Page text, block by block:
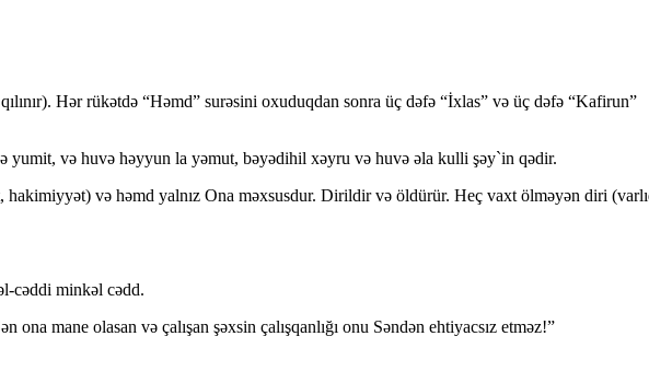
Hər rükətdə “Həmd” surəsini oxuduqdan sonra üç dəfə “İxlas” və üç dəfə “Kafirun”
və huvə həyyun la yəmut, bəyədihil xəyru və huvə əla kulli şəy`in qədir.
və həmd yalnız Ona məxsusdur. Dirildir və öldürür. Heç vaxt ölməyən diri
cəddi minkəl cədd.
mane olasan və çalışan şəxsin çalışqanlığı onu Səndən ehtiyacsız etməz!”